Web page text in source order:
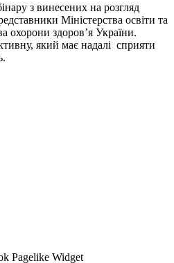
з винесених на розгляд
Міністерства освіти та
охорони здоров’я України.
який має надалі сприяти